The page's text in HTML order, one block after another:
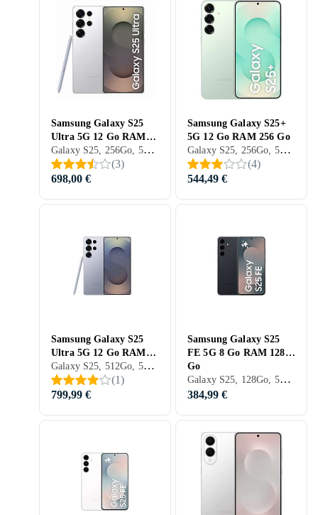
Samsung Galaxy S25
Ultra 5G 12 Go RAM
256 Go
Galaxy S25, 256Go, 5G (NR), 6.9 pouces, 12Go, 2025
(3)
698,00 €
Samsung Galaxy S25+
5G 12 Go RAM 256 Go
Galaxy S25, 256Go, 5G (NR), 6.7 pouces, 12Go, 2025
(4)
544,49 €
Samsung Galaxy S25
Ultra 5G 12 Go RAM
512 Go
Galaxy S25, 512Go, 5G (NR), 6.9 pouces, 12Go, 2025
(1)
799,99 €
Samsung Galaxy S25
FE 5G 8 Go RAM 128
Go
Galaxy S25, 128Go, 5G (NR), 6.7 pouces, 8Go, 2025
384,99 €